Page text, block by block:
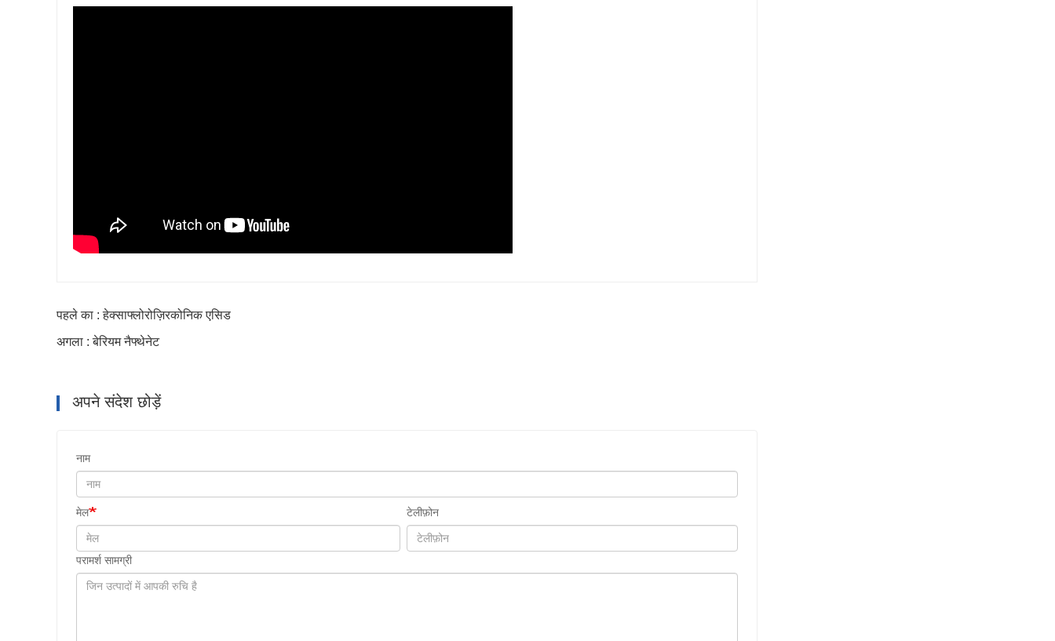
पहले का : हेक्साफ्लोरोज़िरकोनिक एसिड
अगला : बेरियम नैफ्थेनेट
अपने संदेश छोड़ें
नाम
मेल टेलीफ़ोन
परामर्श सामग्री